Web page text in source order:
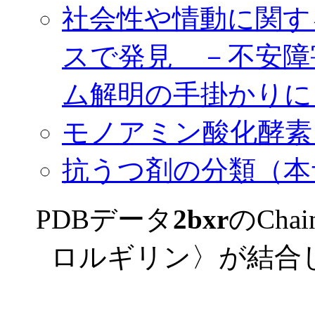
社会性や情動に関
スで発見 －不安障
ム解明の手掛かり
モノアミン酸化酵
抗うつ剤の分類（
PDBデータ2bxrの
ロルギリン〉が結